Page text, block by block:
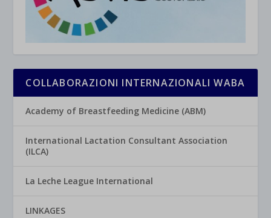
COLLABORAZIONI INTERNAZIONALI WABA
Academy of Breastfeeding Medicine (ABM)
International Lactation Consultant Association
(ILCA)
La Leche League International
LINKAGES